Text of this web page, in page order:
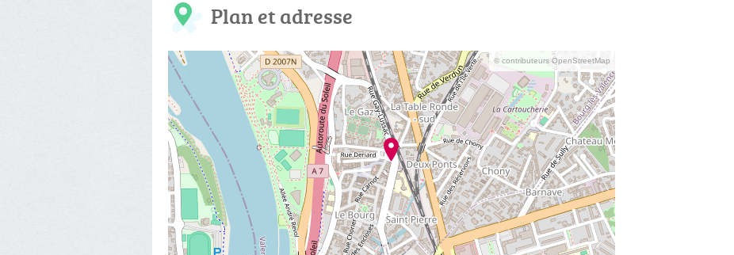
Plan et adresse
© contributeurs OpenStreetMap